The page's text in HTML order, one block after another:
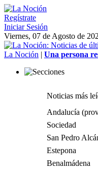
Regístrate
Iniciar Sesión
Viernes, 07 de Agosto de
La Noción | Una persona
Noticias más
Andalucía
Sociedad
San Pedro
Estepona
Benalmádena